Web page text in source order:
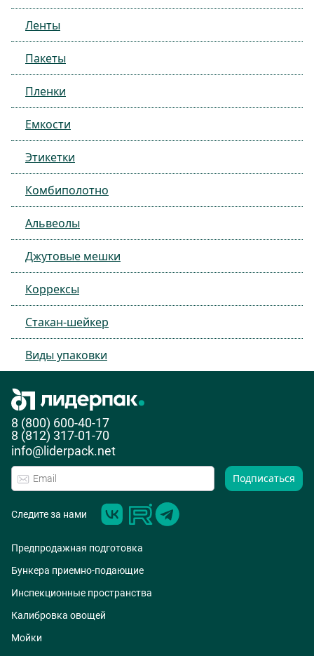
Ленты
Пакеты
Пленки
Емкости
Этикетки
Комбиполотно
Альвеолы
Джутовые мешки
Коррексы
Стакан-шейкер
Виды упаковки
8 (800) 600-40-17
8 (812) 317-01-70
info@liderpack.net
Подписаться
Следите за нами
Предпродажная подготовка
Бункера приемно-подающие
Инспекционные пространства
Калибровка овощей
Мойки